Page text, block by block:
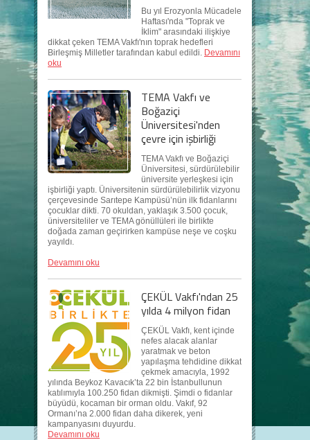
Bu yıl Erozyonla Mücadele
Haftası'nda "Toprak ve
İklim" arasındaki ilişkiye
dikkat çeken TEMA Vakfı'nın toprak hedefleri
Birleşmiş Milletler tarafından kabul edildi. Devamını
oku
TEMA Vakfı ve
Boğaziçi
Üniversitesi'nden
çevre için işbirliği
TEMA Vakfı ve Boğaziçi
Üniversitesi, sürdürülebilir
üniversite yerleşkesi için
işbirliği yaptı. Üniversitenin sürdürülebilirlik vizyonu
çerçevesinde Sarıtepe Kampüsü’nün ilk fidanlarını
çocuklar dikti. 70 okuldan, yaklaşık 3.500 çocuk,
üniversiteliler ve TEMA gönüllüleri ile birlikte
doğada zaman geçirirken kampüse neşe ve coşku
yayıldı.
Devamını oku
ÇEKÜL Vakfı'ndan 25
yılda 4 milyon fidan
ÇEKÜL Vakfı, kent içinde
nefes alacak alanlar
yaratmak ve beton
yapılaşma tehdidine dikkat
çekmek amacıyla, 1992
yılında Beykoz Kavacık’ta 22 bin İstanbullunun
katılımıyla 100.250 fidan dikmişti. Şimdi o fidanlar
büyüdü, kocaman bir orman oldu. Vakıf, 92
Ormanı’na 2.000 fidan daha dikerek, yeni
kampanyasını duyurdu.
Devamını oku